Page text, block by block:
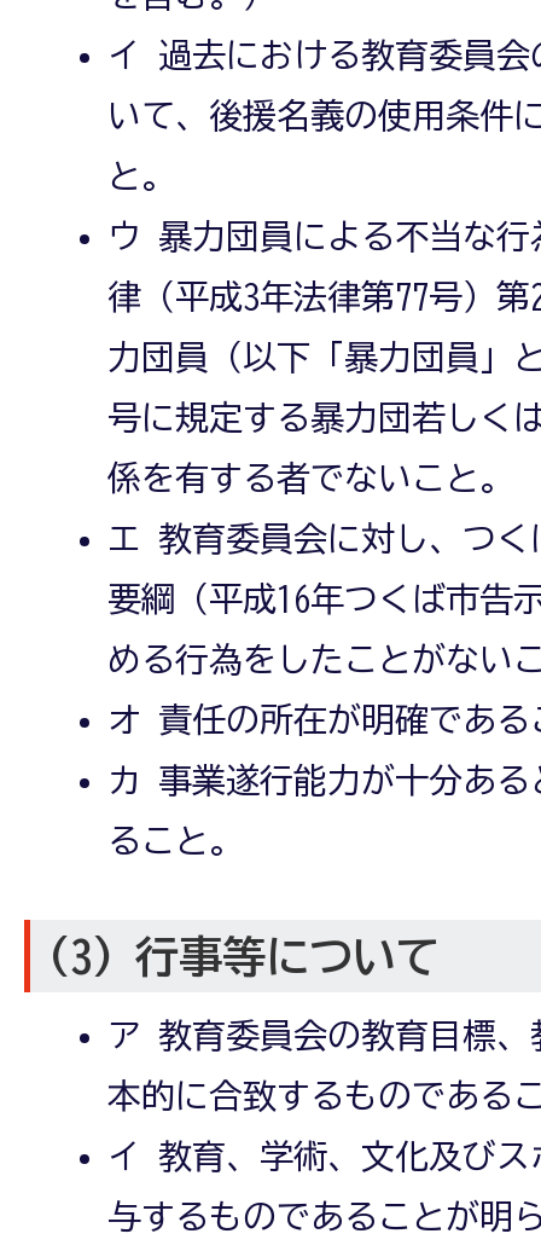
イ 過去における教育委員
いて、後援名義の使用条件
と。
ウ 暴力団員による不当な
律（平成3年法律第77号）
力団員（以下「暴力団員」
号に規定する暴力団若しく
係を有する者でないこと。
エ 教育委員会に対し、つ
要綱（平成16年つくば市告
める行為をしたことがない
オ 責任の所在が明確である
カ 事業遂行能力が十分あ
ること。
(3) 行事等について
ア 教育委員会の教育目標
本的に合致するものである
イ 教育、学術、文化及び
与するものであることが明